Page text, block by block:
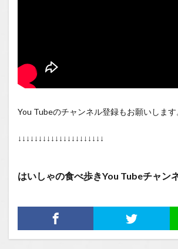
You Tubeのチャンネル登録もお願いします
↓↓↓↓↓↓↓↓↓↓↓↓↓↓↓↓↓↓↓↓↓
はいしゃの食べ歩きYou Tubeチャン